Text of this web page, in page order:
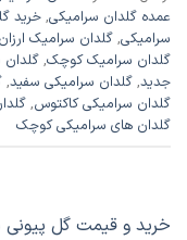
عمده گلدان سرامیکی, خرید
سرامیکی, گلدان سرامیک ارزان
گلدان سرامیک کوچک,
جدید, گلدان سرامیکی سفید,
گلدان سرامیکی کاکتوس,
گلدان های سرامیکی کوچک
خرید و قیمت گل